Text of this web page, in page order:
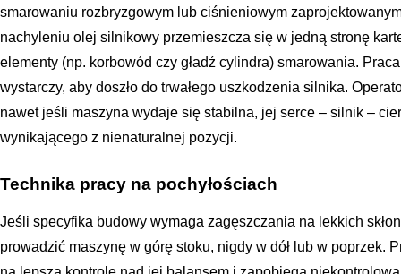
smarowaniu rozbryzgowym lub ciśnieniowym
nachyleniu olej silnikowy przemieszcza się w jedną stronę
elementy (np. korbowód czy gładź cylindra) smarowania.
wystarczy, aby doszło do trwałego uszkodzenia silnika.
nawet jeśli maszyna wydaje się stabilna, jej serce – silnik –
wynikającego z nienaturalnej pozycji.
Technika pracy na pochyłościach
Jeśli specyfika budowy wymaga zagęszczania na lekkich
prowadzić maszynę w górę stoku, nigdy w dół lub w poprzek.